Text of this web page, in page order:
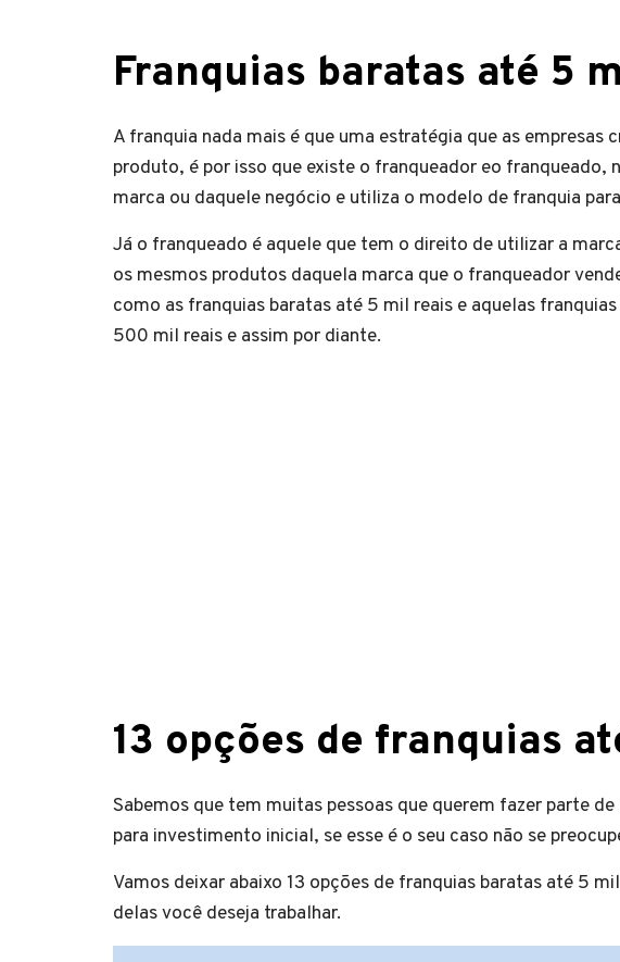
Franquias baratas até 5
A franquia nada mais é que uma estratégia que as empresas
produto, é por isso que existe o franqueador eo franqueado,
marca ou daquele negócio e utiliza o modelo de franquia
Já o franqueado é aquele que tem o direito de utilizar a
os mesmos produtos daquela marca que o franqueador
como as franquias baratas até 5 mil reais e aquelas
500 mil reais e assim por diante.
13 opções de franquias
Sabemos que tem muitas pessoas que querem fazer parte
para investimento inicial, se esse é o seu caso não se
Vamos deixar abaixo 13 opções de franquias baratas até 5
delas você deseja trabalhar.